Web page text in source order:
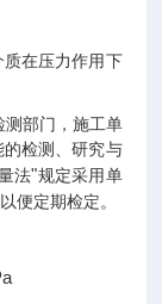
在压力作用下
部门，施工单
检测、研究与
法"规定采用单
便定期检定。